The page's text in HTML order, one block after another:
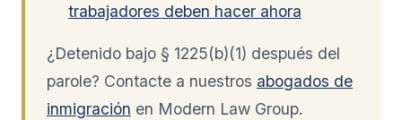
trabajadores deben hacer ahora
¿Detenido bajo § 1225(b)(1) después del
parole? Contacte a nuestros abogados de
inmigración en Modern Law Group.